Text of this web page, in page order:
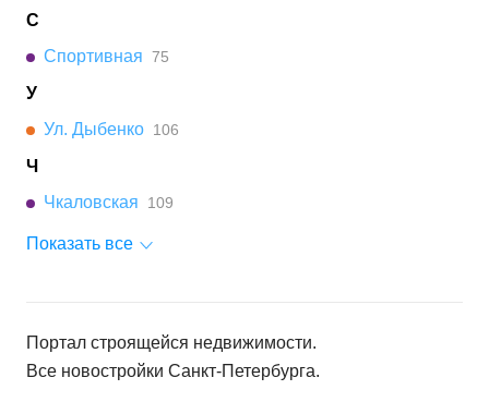
С
Спортивная 75
У
Ул. Дыбенко 106
Ч
Чкаловская
109
Показать все
Портал строящейся недвижимости.
Все новостройки Санкт-Петербурга.